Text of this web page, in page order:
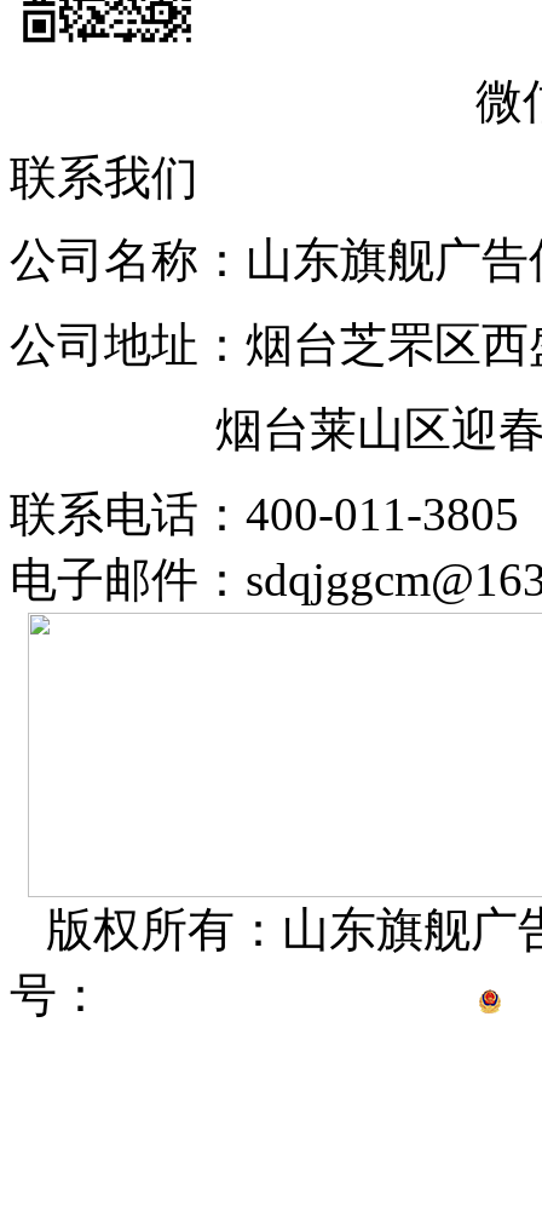
微
联系我们
公司名称：山东旗舰广
公司地址：烟台芝罘区
烟台莱山区迎春
联系电话：400-011-3805
电子邮件：
版权所有：山东旗舰
号：